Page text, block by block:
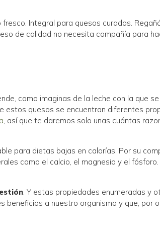
Integral para quesos curados.
de calidad no necesita compañía para
como imaginas de la leche con la que
quesos se encuentran diferentes
, así que te daremos solo unas cuántas
para dietas bajas en calorías. Por su
como el calcio, el magnesio y el
. Y estas propiedades enumeradas y
a nuestro organismo y que, por